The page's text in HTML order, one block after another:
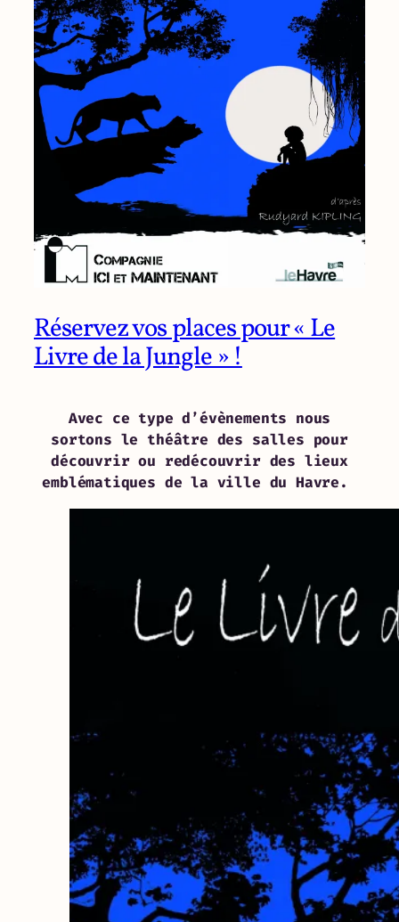
Réservez vos places pour « Le
Livre de la Jungle » !
Avec ce type d’évènements nous
sortons le théâtre des salles pour
découvrir ou redécouvrir des lieux
emblématiques de la ville du Havre.